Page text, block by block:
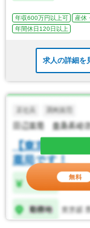
年収600万円以上可 産休
年間休日120日以上
求人の詳細を